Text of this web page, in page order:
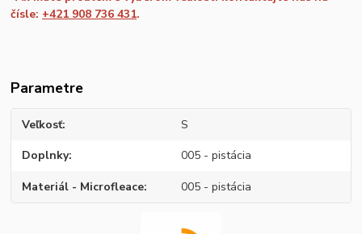
čísle: +421 908 736 431.
Parametre
Veľkosť S
Doplnky 005 - pistácia
Materiál - Microfleace 005 - pistácia